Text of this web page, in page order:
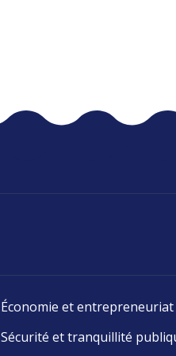
Économie et entrepreneuriat
Sécurité et tranquillité